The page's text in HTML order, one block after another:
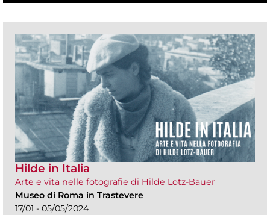
Hilde in Italia
Arte e vita nelle fotografie di Hilde Lotz-Bauer
Museo di Roma in Trastevere
17/01 - 05/05/2024